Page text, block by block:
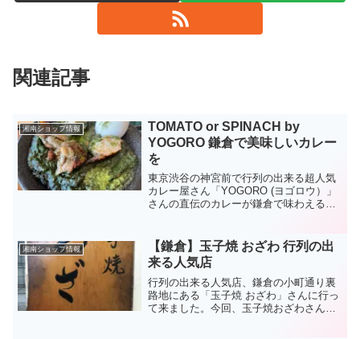
関連記事
湘南ショップ情報
TOMATO or SPINACH by
YOGORO 鎌倉で美味しいカレー
を
東京渋谷の神宮前で行列の出来る超人気
カレー屋さん「YOGORO (ヨゴロウ）」
さんの直伝のカレーが鎌倉で味わえると
ヨゴロウ）」さんへ行っ...
湘南ショップ情報
【鎌倉】玉子焼 おざわ 行列の出
来る人気店
行列の出来る人気店、鎌倉の小町通り裏
路地にある「玉子焼 おざわ」さんに行っ
て来ました。今回、玉子焼おざわさんの